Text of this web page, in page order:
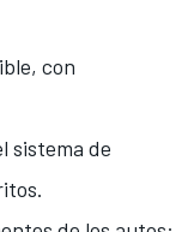
con
sistema de